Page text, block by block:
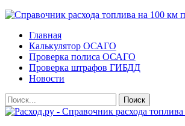
Главная
Калькулятор ОСАГО
Проверка полиса ОСАГО
Проверка штрафов ГИБДД
Новости